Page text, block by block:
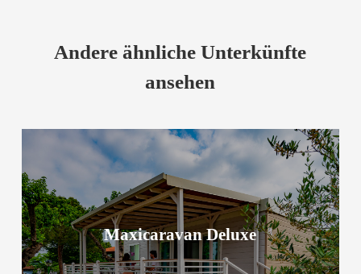
Andere ähnliche Unterkünfte
ansehen
Maxicaravan Deluxe
Maxicaravan Deluxe
Mehr zur Unterkunft